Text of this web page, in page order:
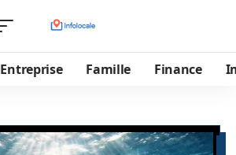
Entreprise Famille Finance